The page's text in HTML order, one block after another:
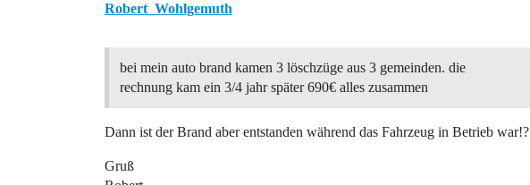
Robert_Wohlgemuth
bei mein auto brand kamen 3 löschzüge aus 3 gemeinden. die
rechnung kam ein 3/4 jahr später 690€ alles zusammen
Dann ist der Brand aber entstanden während das Fahrzeug in Betrieb war!?
Gruß